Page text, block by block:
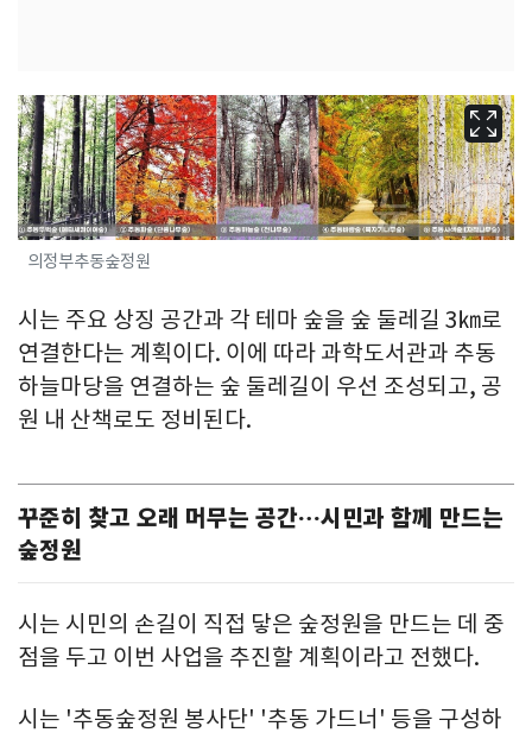
의정부추동숲정원
시는 주요 상징 공간과 각 테마 숲을 숲 둘레길 3㎞로
연결한다는 계획이다. 이에 따라 과학도서관과 추동
하늘마당을 연결하는 숲 둘레길이 우선 조성되고, 공
원 내 산책로도 정비된다.
꾸준히 찾고 오래 머무는 공간…시민과 함께 만드는
숲정원
시는 시민의 손길이 직접 닿은 숲정원을 만드는 데 중
점을 두고 이번 사업을 추진할 계획이라고 전했다.
시는 '추동숲정원 봉사단' '추동 가드너' 등을 구성하